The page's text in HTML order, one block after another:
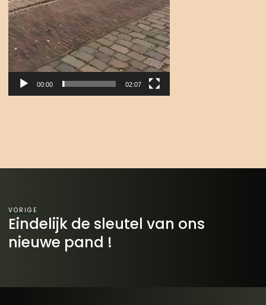
00:00 02:07
VORIGE
Eindelijk de sleutel van ons
nieuwe pand !